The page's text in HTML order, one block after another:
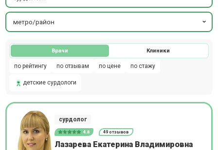
метро/район
Врачи Клиники
по рейтингу по отзывам по цене по стажу
детские сурдологи
сурдолог
4.8 49 отзывов
Лазарева Екатерина Владимировна